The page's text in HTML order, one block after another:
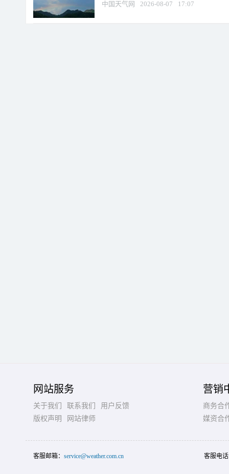
中国天气网 2026-08-07 17:07
网站服务
关于我们 联系我们
用户反馈
版权声明
网站律师
营销
商务合
媒资合
客服邮箱： service@weather.com.cn 客服电